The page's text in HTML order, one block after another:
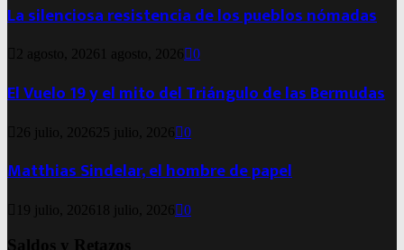
La silenciosa resistencia de los pueblos nómadas
2 agosto, 2026 1 agosto, 2026 0
El Vuelo 19 y el mito del Triángulo de las Bermudas
26 julio, 2026 25 julio, 2026 0
Matthias Sindelar, el hombre de papel
19 julio, 2026 18 julio, 2026 0
Saldos y Retazos